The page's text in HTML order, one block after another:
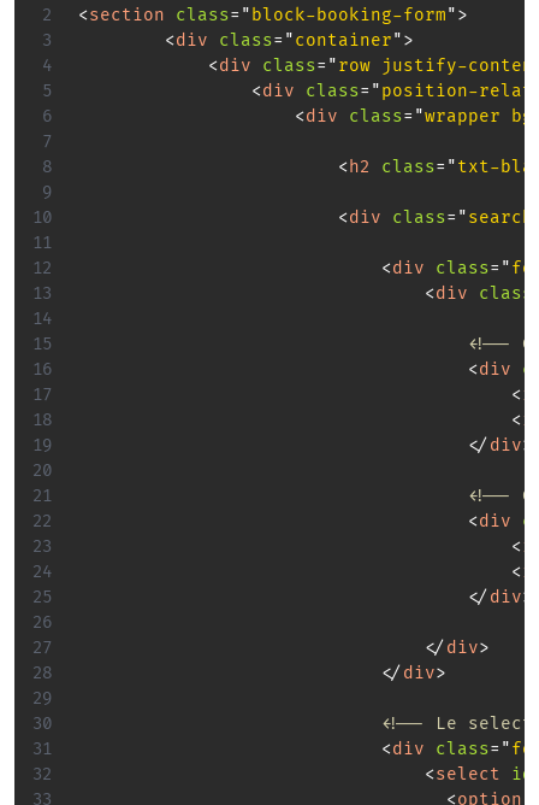
<section class= " block-booking-form">
<div class= "container">
<div class= "row justify-
<div class= "position-
<div class= "wrapper
<h2 class= "txt-
<div class= "
<div class= "
<div class
<!--
<div
<
<
</div>
<!--
<div
<
<
</div>
</div>
</div>
<!-- Le select
<div class= "
<select id
<option